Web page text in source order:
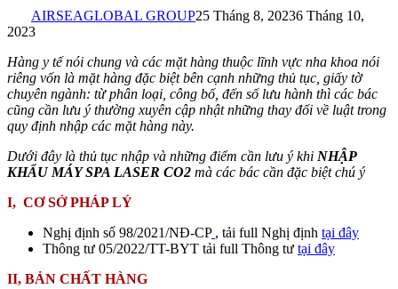
AIRSEAGLOBAL GROUP25 Tháng 8, 20236 Tháng 10,
2023
Hàng y tế nói chung và các mặt hàng thuộc lĩnh vực nha khoa nói
riêng vốn là mặt hàng đặc biệt bên cạnh những thủ tục, giấy tờ
chuyên ngành: từ phân loại, công bố, đến số lưu hành thì các bác
cũng cần lưu ý thường xuyên cập nhật những thay đổi về luật trong
quy định nhập các mặt hàng này.
Dưới đây là thủ tục nhập và những điểm cần lưu ý khi NHẬP
KHẨU MÁY SPA LASER CO2 mà các bác cần đặc biệt chú ý
I, CƠ SỞ PHÁP LÝ
Nghị định số 98/2021/NĐ-CP , tải full Nghị định tại đây
Thông tư 05/2022/TT-BYT tải full Thông tư tại đây
II, BẢN CHẤT HÀNG